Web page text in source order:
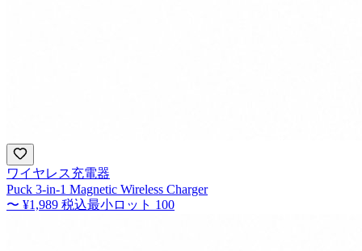
ワイヤレス充電器
Puck 3-in-1 Magnetic Wireless Charger
〜 ¥1,989 税込最小ロット 100